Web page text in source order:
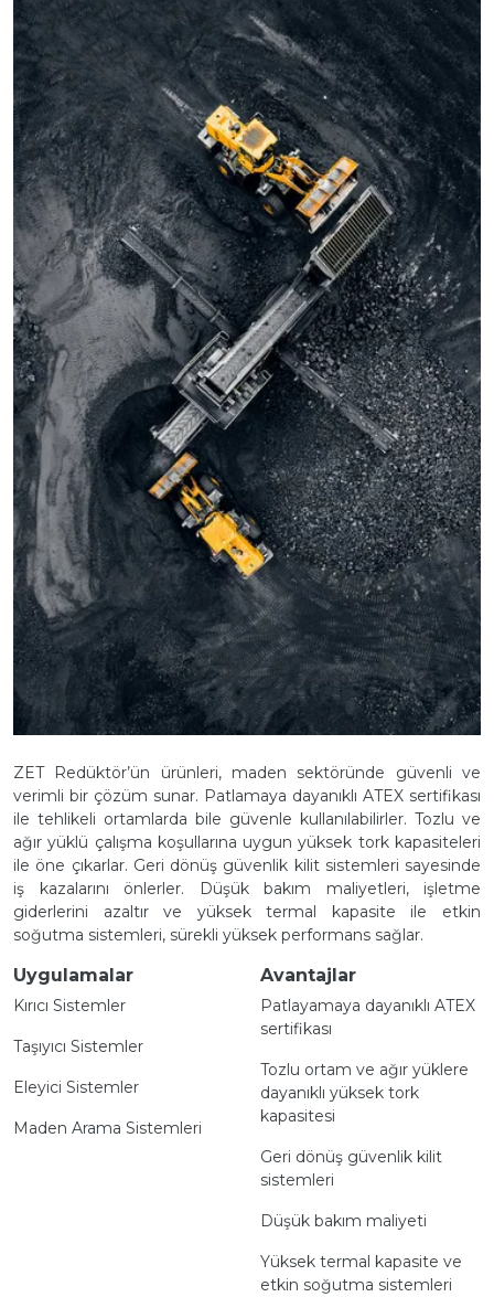
ZET Redüktör’ün ürünleri, maden sektöründe güvenli ve
verimli bir çözüm sunar. Patlamaya dayanıklı ATEX sertifikası
ile tehlikeli ortamlarda bile güvenle kullanılabilirler. Tozlu ve
ağır yüklü çalışma koşullarına uygun yüksek tork kapasiteleri
ile öne çıkarlar. Geri dönüş güvenlik kilit sistemleri sayesinde
iş kazalarını önlerler. Düşük bakım maliyetleri, işletme
giderlerini azaltır ve yüksek termal kapasite ile etkin
soğutma sistemleri, sürekli yüksek performans sağlar.
Uygulamalar
Kırıcı Sistemler
Taşıyıcı Sistemler
Eleyici Sistemler
Maden Arama Sistemleri
Avantajlar
Patlayamaya dayanıklı ATEX
sertifikası
Tozlu ortam ve ağır yüklere
dayanıklı yüksek tork
kapasitesi
Geri dönüş güvenlik kilit
sistemleri
Düşük bakım maliyeti
Yüksek termal kapasite ve
etkin soğutma sistemleri